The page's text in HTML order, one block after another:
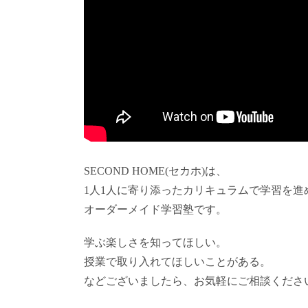
SECOND HOME(セカホ)は、
1人1人に寄り添ったカリキュラムで学習を進
オーダーメイド学習塾です。
学ぶ楽しさを知ってほしい。
授業で取り入れてほしいことがある。
などございましたら、お気軽にご相談くださ